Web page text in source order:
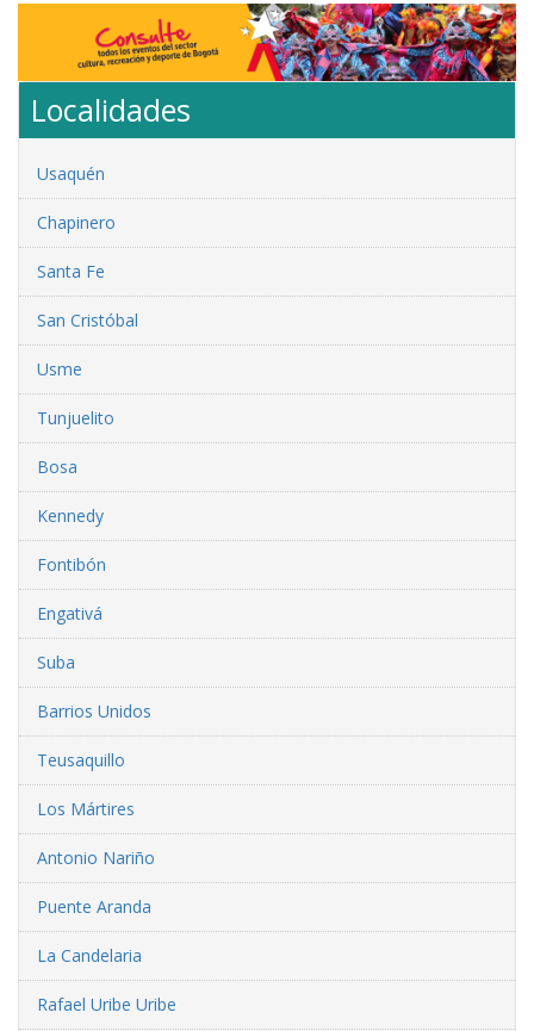
Localidades
Usaquén
Chapinero
Santa Fe
San Cristóbal
Usme
Tunjuelito
Bosa
Kennedy
Fontibón
Engativá
Suba
Barrios Unidos
Teusaquillo
Los Mártires
Antonio Nariño
Puente Aranda
La Candelaria
Rafael Uribe Uribe